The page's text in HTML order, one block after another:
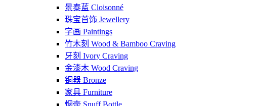
景泰蓝 Cloisonné
珠宝首饰 Jewellery
字画 Paintings
竹木刻 Wood & Bamboo Craving
牙刻 Ivory Craving
金漆木 Wood Craving
铜器 Bronze
家具 Furniture
烟壶 Snuff Bottle